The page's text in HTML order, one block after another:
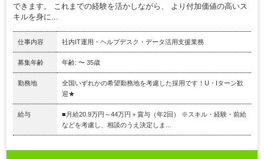
できます。 これまでの経験を活かしながら、 より付加価値の高いス
キルを身に...
仕事内容 社内IT運用・ヘルプデスク・データ活用支援業務
募集年齢 年齢: 〜 35歳
勤務地
全国いずれかの希望勤務地を考慮した採用です！U・Iターン歓
迎★
給与
■月給20.9万円～44万円＋賞与（年2回） ※スキル・経験・前給
などを考慮し、相談のうえ決定しま...